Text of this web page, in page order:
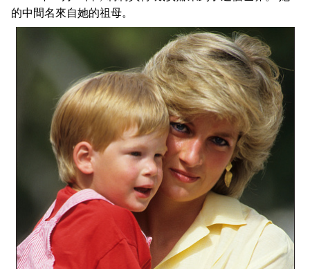
的中間名來自她的祖母。